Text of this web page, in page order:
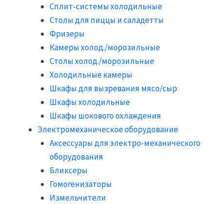
Сплит-системы холодильные
Столы для пиццы и саладетты
Фризеры
Камеры холод./морозильные
Столы холод./морозильные
Холодильные камеры
Шкафы для вызревания мясо/сыр
Шкафы холодильные
Шкафы шокового охлаждения
Электромеханическое оборудование
Аксессуары для электро-механического
оборудования
Бликсеры
Гомогенизаторы
Измельчители